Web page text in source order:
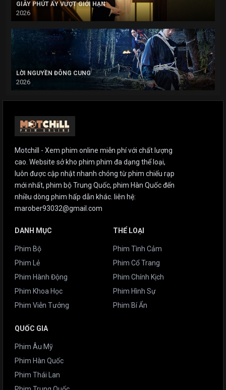
GIÂY PHÚT ẤY VƯỢT GIỚI HẠN
2026
LỜI NGUYỀN ĐÔNG CUNG
2026
Motchill - Xem phim online miễn phí với chất lượng
cao. Website sở kho phim phim đa dạng thể loại,
luôn được cập nhật nhanh chóng từ phim chiếu rạp
mới nhất, phim bộ Trung Quốc, phim Hàn Quốc đến
nhiều dòng phim hấp dẫn khác. liên hệ:
marober93032@gmail.com
DANH MỤC
Phim Bộ
Phim Lẻ
Phim Hành Động
Phim Khoa Học
Phim Viễn Tưởng
THỂ LOẠI
Phim Tình Cảm
Phim Cổ Trang
Phim Chính Kịch
Phim Hình Sự
Phim Bí Ẩn
QUỐC GIA
Phim Âu Mỹ
Phim Hàn Quốc
Phim Thái Lan